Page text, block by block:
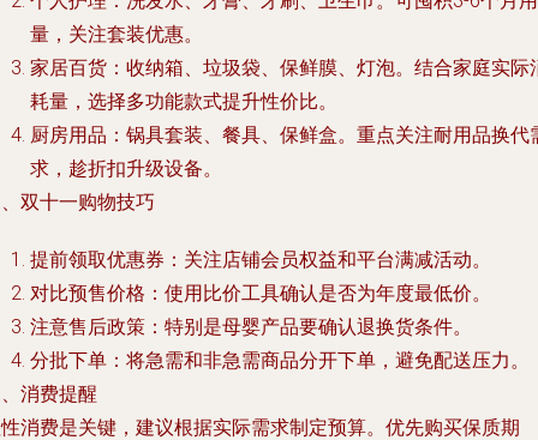
量，关注套装优惠。
家居百货：收纳箱、垃圾袋、保鲜膜、灯泡。结合家庭实际
耗量，选择多功能款式提升性价比。
厨房用品：锅具套装、餐具、保鲜盒。重点关注耐用品换代
求，趁折扣升级设备。
双十一购物技巧
提前领取优惠券：关注店铺会员权益和平台满减活动。
对比预售价格：使用比价工具确认是否为年度最低价。
注意售后政策：特别是母婴产品要确认退换货条件。
分批下单：将急需和非急需商品分开下单，避免配送压力。
消费提醒
消费是关键，建议根据实际需求制定预算。优先购买保质期